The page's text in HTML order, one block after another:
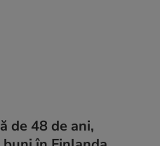
de 48 de ani,